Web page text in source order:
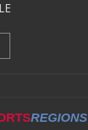
REGIONS